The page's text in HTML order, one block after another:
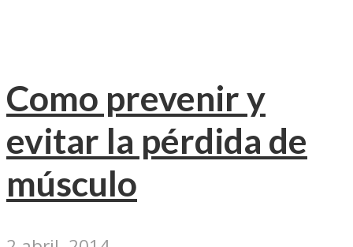
Como prevenir y
evitar la pérdida de
músculo